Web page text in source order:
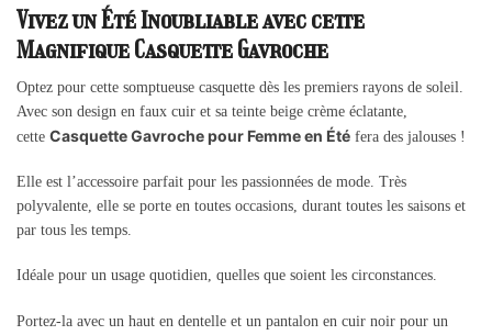
Vivez un Été Inoubliable avec cette
Magnifique Casquette Gavroche
Optez pour cette somptueuse casquette dès les premiers rayons de soleil.
Avec son design en faux cuir et sa teinte beige crème éclatante,
cette Casquette Gavroche pour Femme en Été fera des jalouses !
Elle est l’accessoire parfait pour les passionnées de mode. Très
polyvalente, elle se porte en toutes occasions, durant toutes les saisons et
par tous les temps.
Idéale pour un usage quotidien, quelles que soient les circonstances.
Portez-la avec un haut en dentelle et un pantalon en cuir noir pour un